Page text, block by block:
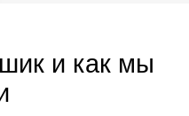
и как мы